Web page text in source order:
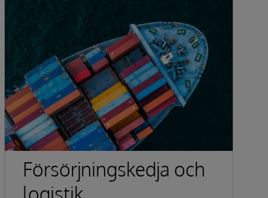
Försörjningskedja och